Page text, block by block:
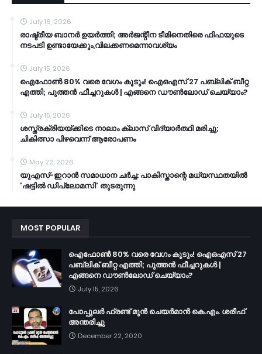
July 16, 2026
രാഷ്ട്രീയ ബാനർ ഉയർത്തി; അർജന്റീന ടീമിനെതിരെ ഫിഫയുടെ
നടപടി ഉണ്ടായേക്കും,വിലക്കണമെന്നാവശ്യം
July 15, 2026
ഐഫോൺ 80% വരെ വേഗം കൂടും! ഐഒഎസ് 27 പബ്ലിക് ബീറ്റ
എത്തി; പുത്തൻ ഫീച്ചറുകൾ | എങ്ങനെ ഡൗൺലോഡ് ചെയ്യാം?
July 15, 2026
ശസ്ത്രക്രിയയ്ക്കിടെ നാലാം ക്ലാസ് വിദ്യാർത്ഥി മരിച്ചു;
ചികിത്സാ പിഴവെന്ന് ആരോപണം
May 22, 2026
യുഎസ്-ഇറാൻ സമാധാന ചർച്ച: പാകിസ്താന്റെ മധ്യസ്ഥതയിൽ
'ഷട്ടിൽ ഡിപ്ലോമസി' തുടരുന്നു
MOST POPULAR
ഐഫോൺ 80% വരെ വേഗം കൂടും! ഐഒഎസ് 27
പബ്ലിക് ബീറ്റ എത്തി; പുത്തൻ ഫീച്ചറുകൾ |
എങ്ങനെ ഡൗൺലോഡ് ചെയ്യാം?
July 15, 2026
പോപ്പുലർ ഫ്രണ്ട്​ മുൻ ചെയർമാൻ കെ.എം. ശരീഫ്​
അന്തരിച്ചു
December 22, 2020